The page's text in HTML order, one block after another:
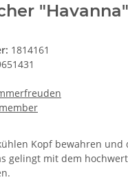
"Havanna"
1814161
Kopf bewahren und
gelingt mit dem